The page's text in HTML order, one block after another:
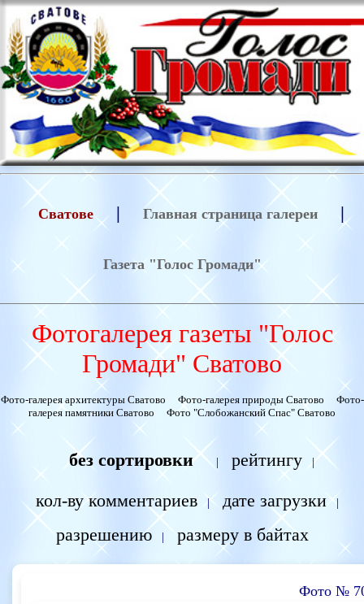
Сватове | Главная страница галереи |
Газета "Голос Громади"
Фотогалерея газеты "Голос
Громади" Сватово
Фото-галерея архитектуры Сватово Фото-галерея природы Сватово
Фото-
галерея памятники Сватово
Фото "Слобожанский Спас" Сватово
без сортировки | рейтингу |
кол-ву комментариев | дате загрузки |
разрешению | размеру в байтах
Фото №